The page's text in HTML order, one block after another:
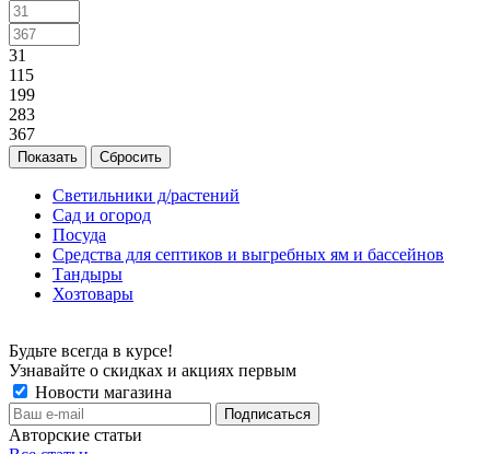
31
115
199
283
367
Сбросить
Светильники д/растений
Сад и огород
Посуда
Средства для септиков и выгребных ям и бассейнов
Тандыры
Хозтовары
Будьте всегда в курсе!
Узнавайте о скидках и акциях первым
Новости магазина
Авторские статьи